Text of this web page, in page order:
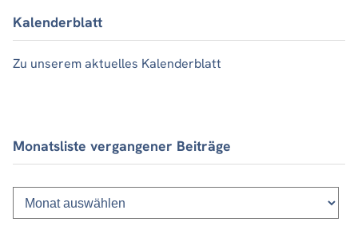
Kalenderblatt
Zu unserem aktuelles Kalenderblatt
Monatsliste vergangener Beiträge
Monatsliste
vergangener
Beiträge